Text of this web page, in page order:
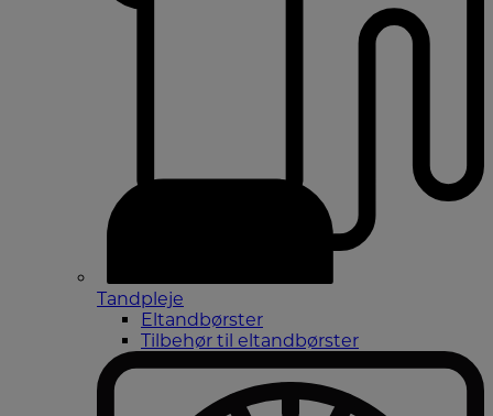
Tandpleje
Eltandbørster
Tilbehør til eltandbørster